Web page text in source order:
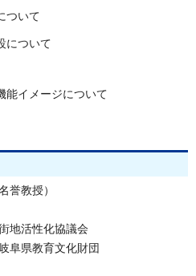
ついて
について
能イメージについて
誉教授）
地活性化協議会
阜県教育文化財団